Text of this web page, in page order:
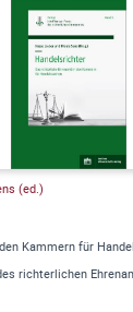
(ed.)
Kammern für
richterlichen